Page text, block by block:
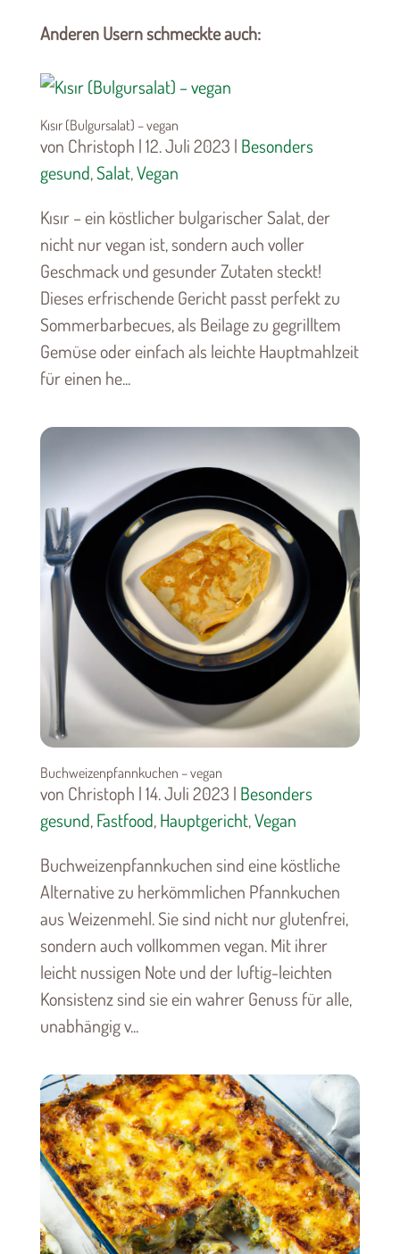
Anderen Usern schmeckte auch:
Kısır (Bulgursalat) – vegan
von Christoph | 12. Juli 2023 | Besonders
gesund,Salat,Vegan
Kısır – ein köstlicher bulgarischer Salat, der
nicht nur vegan ist, sondern auch voller
Geschmack und gesunder Zutaten steckt!
Dieses erfrischende Gericht passt perfekt zu
Sommerbarbecues, als Beilage zu gegrilltem
Gemüse oder einfach als leichte Hauptmahlzeit
für einen he...
Buchweizenpfannkuchen – vegan
von Christoph | 14. Juli 2023 | Besonders
gesund,Fastfood,Hauptgericht,Vegan
Buchweizenpfannkuchen sind eine köstliche
Alternative zu herkömmlichen Pfannkuchen
aus Weizenmehl. Sie sind nicht nur glutenfrei,
sondern auch vollkommen vegan. Mit ihrer
leicht nussigen Note und der luftig-leichten
Konsistenz sind sie ein wahrer Genuss für alle,
unabhängig v...